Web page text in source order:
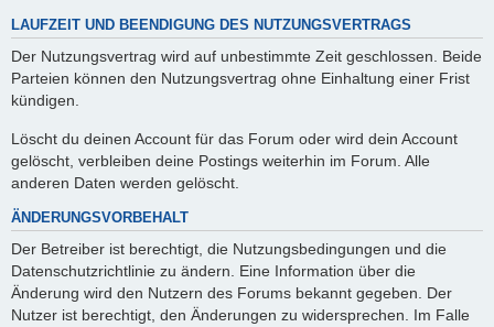
LAUFZEIT UND BEENDIGUNG DES NUTZUNGSVERTRAGS
Der Nutzungsvertrag wird auf unbestimmte Zeit geschlossen. Beide
Parteien können den Nutzungsvertrag ohne Einhaltung einer Frist
kündigen.
Löscht du deinen Account für das Forum oder wird dein Account
gelöscht, verbleiben deine Postings weiterhin im Forum. Alle
anderen Daten werden gelöscht.
ÄNDERUNGSVORBEHALT
Der Betreiber ist berechtigt, die Nutzungsbedingungen und die
Datenschutzrichtlinie zu ändern. Eine Information über die
Änderung wird den Nutzern des Forums bekannt gegeben. Der
Nutzer ist berechtigt, den Änderungen zu widersprechen. Im Falle